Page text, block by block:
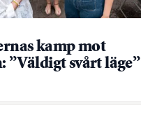
kamp mot
”Väldigt svårt läge”